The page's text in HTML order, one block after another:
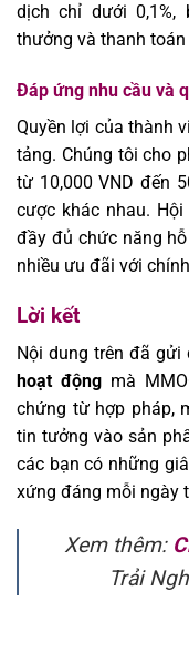
dịch chỉ dưới
thưởng và thanh
Đáp ứng nhu cầu và
Quyền lợi của thành
tảng. Chúng tôi cho
từ 10,000 VND đến
cược khác nhau.
đầy đủ chức năng
nhiều ưu đãi với
Lời kết
Nội dung trên đã
hoạt động mà
chứng từ hợp pháp,
tin tưởng vào sản
các bạn có những
xứng đáng mỗi ngày
Xem thêm:
Trải